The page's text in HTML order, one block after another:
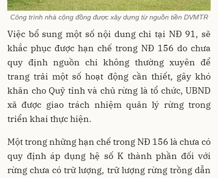
Công trình nhà cộng đồng được xây dựng từ nguồn tiền DVMTR
Việc bổ sung một số nội dung chi tại NĐ 91, sẽ
khắc phục được hạn chế trong NĐ 156 do chưa
quy định nguồn chi không thường xuyên để
trang trải một số hoạt động cần thiết, gây khó
khăn cho Quỹ tỉnh và chủ rừng là tổ chức, UBND
xã được giao trách nhiệm quản lý rừng trong
triển khai thực hiện.
Một trong những hạn chế trong NĐ 156 là chưa có
quy định áp dụng hệ số K thành phần đối với
rừng chưa có trữ lượng, trữ lượng rừng trồng dẫn